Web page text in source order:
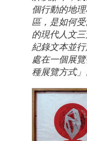
個行動的地
區，是如何
的現代人文
紀錄文本並
處在一個展
種展覽方式」